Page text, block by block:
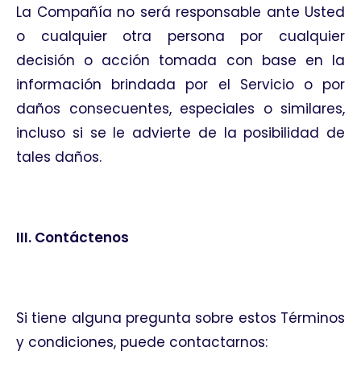
La Compañía no será responsable ante Usted
o cualquier otra persona por cualquier
decisión o acción tomada con base en la
información brindada por el Servicio o por
daños consecuentes, especiales o similares,
incluso si se le advierte de la posibilidad de
tales daños.
III. Contáctenos
Si tiene alguna pregunta sobre estos Términos
y condiciones, puede contactarnos: